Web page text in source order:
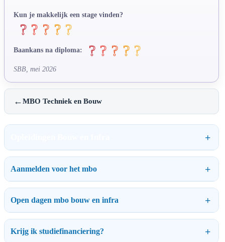
Kun je makkelijk een stage vinden?
Baankans na diploma:
SBB, mei 2026
←MBO Techniek en Bouw
Aanmelden voor het mbo
Open dagen mbo bouw en infra
Krijg ik studiefinanciering?